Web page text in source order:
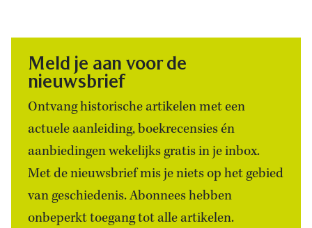
Meld je aan voor de
nieuwsbrief
Ontvang historische artikelen met een
actuele aanleiding, boekrecensies én
aanbiedingen wekelijks gratis in je inbox.
Met de nieuwsbrief mis je niets op het gebied
van geschiedenis. Abonnees hebben
onbeperkt toegang tot alle artikelen.